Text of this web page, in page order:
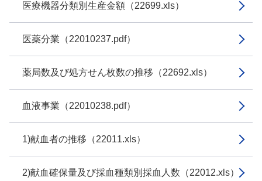
医療機器分類別生産金額（22699.xls）
医薬分業（22010237.pdf）
薬局数及び処方せん枚数の推移（22692.xls）
血液事業（22010238.pdf）
1)献血者の推移（22011.xls）
2)献血確保量及び採血種類別採血人数（22012.xls）